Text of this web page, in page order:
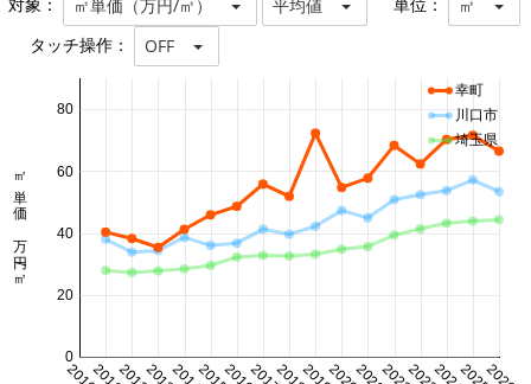
対象： ㎡単価（万円/㎡） 平均値 単位： ㎡
タッチ操作： OFF
0
20
40
60
80
㎡単価 万円/㎡
幸町
川口市
埼玉県